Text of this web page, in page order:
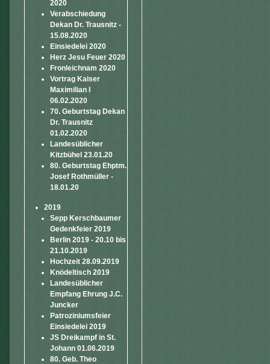
2020
Verabschiedung
Dekan Dr. Trausnitz -
15.08.2020
Einsiedelei 2020
Herz Jesu Feuer 2020
Fronleichnam 2020
Vortrag Kaiser
Maximilian I
06.02.2020
70. Geburtstag Dekan
Dr. Trausnitz
01.02.2020
Landesüblicher
Kitzbühel 23.01.20
80. Geburtstag Ehptm.
Josef Rothmüller -
18.01.20
2019
Sepp Kerschbaumer
Gedenkfeier 2019
Berlin 2019 - 20.10 bis
21.10.2019
Hochzeit 28.09.2019
Knödeltisch 2019
Landesüblicher
Empfang Ehrung J.C.
Juncker
Patroziniumsfeier
Einsiedelei 2019
JS Dreikampf in St.
Johann 01.06.2019
80. Geb. Theo